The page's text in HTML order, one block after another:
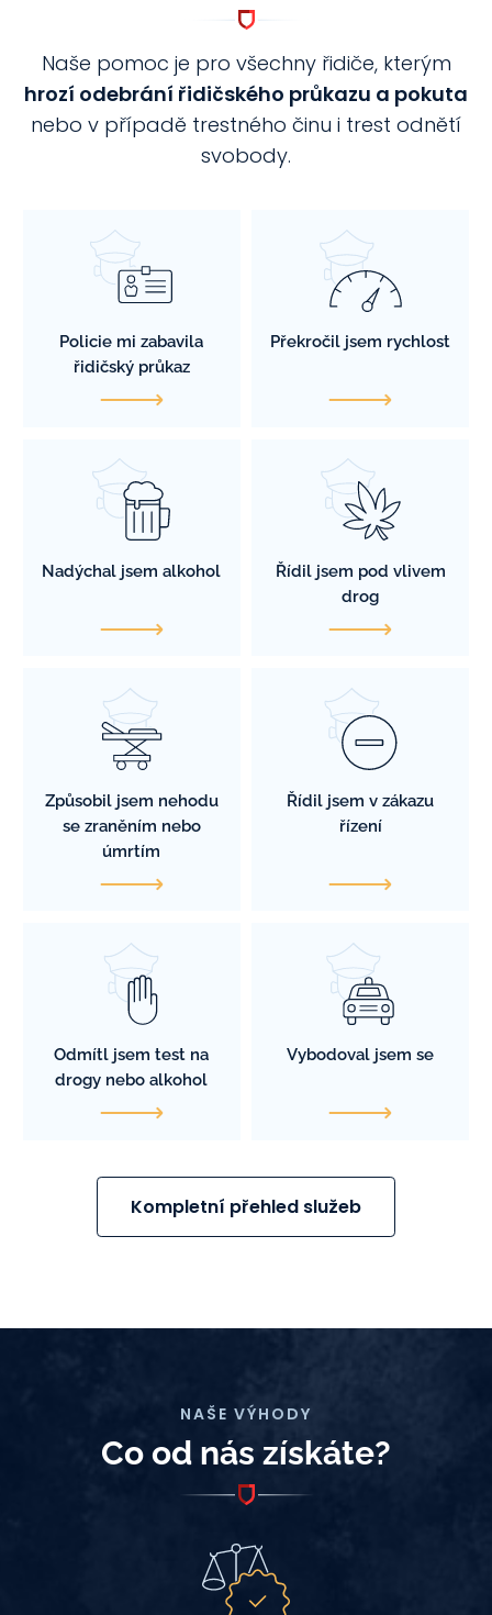
Naše pomoc je pro všechny řidiče, kterým
hrozí odebrání řidičského průkazu a pokuta
nebo v případě trestného činu i trest odnětí
svobody.
Policie mi zabavila
řidičský průkaz
Překročil jsem rychlost
Nadýchal jsem alkohol
Řídil jsem pod vlivem
drog
Způsobil jsem nehodu
se zraněním nebo
úmrtím
Řídil jsem v zákazu
řízení
Odmítl jsem test na
drogy nebo alkohol
Vybodoval jsem se
Kompletní přehled služeb
NAŠE VÝHODY
Co od nás získáte?